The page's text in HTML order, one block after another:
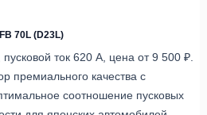
70L (D23L)
ток 620 А, цена от 9 500 ₽.
премиального качества с
соотношение пусковых